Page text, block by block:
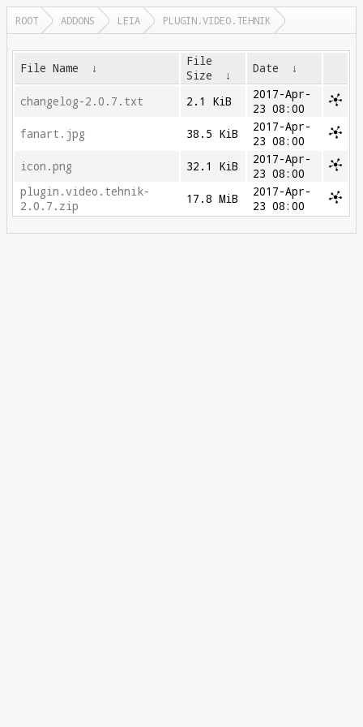
ROOT ADDONS LEIA PLUGIN.VIDEO.TEHNIK
File Name ↓
File
Size
↓ Date ↓
changelog-2.0.7.txt 2.1 KiB
2017-Apr-
23 08:00
fanart.jpg
38.5 KiB
2017-Apr-
23 08:00
icon.png
32.1 KiB
2017-Apr-
23 08:00
plugin.video.tehnik-
2.0.7.zip
17.8 MiB
2017-Apr-
23 08:00